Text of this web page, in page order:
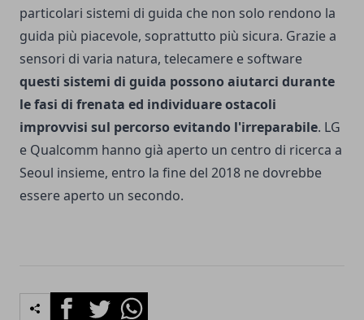
particolari sistemi di guida che non solo rendono la
guida più piacevole, soprattutto più sicura. Grazie a
sensori di varia natura, telecamere e software
questi sistemi di guida possono aiutarci durante
le fasi di frenata ed individuare ostacoli
improvvisi sul percorso evitando l'irreparabile. LG
e Qualcomm hanno già aperto un centro di ricerca a
Seoul insieme, entro la fine del 2018 ne dovrebbe
essere aperto un secondo.
FacebookTwitterWhatsapp